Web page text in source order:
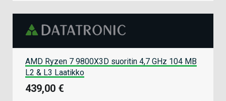
AMD Ryzen 7 9800X3D suoritin 4,7 GHz 104 MB
L2 & L3 Laatikko
439,00 €